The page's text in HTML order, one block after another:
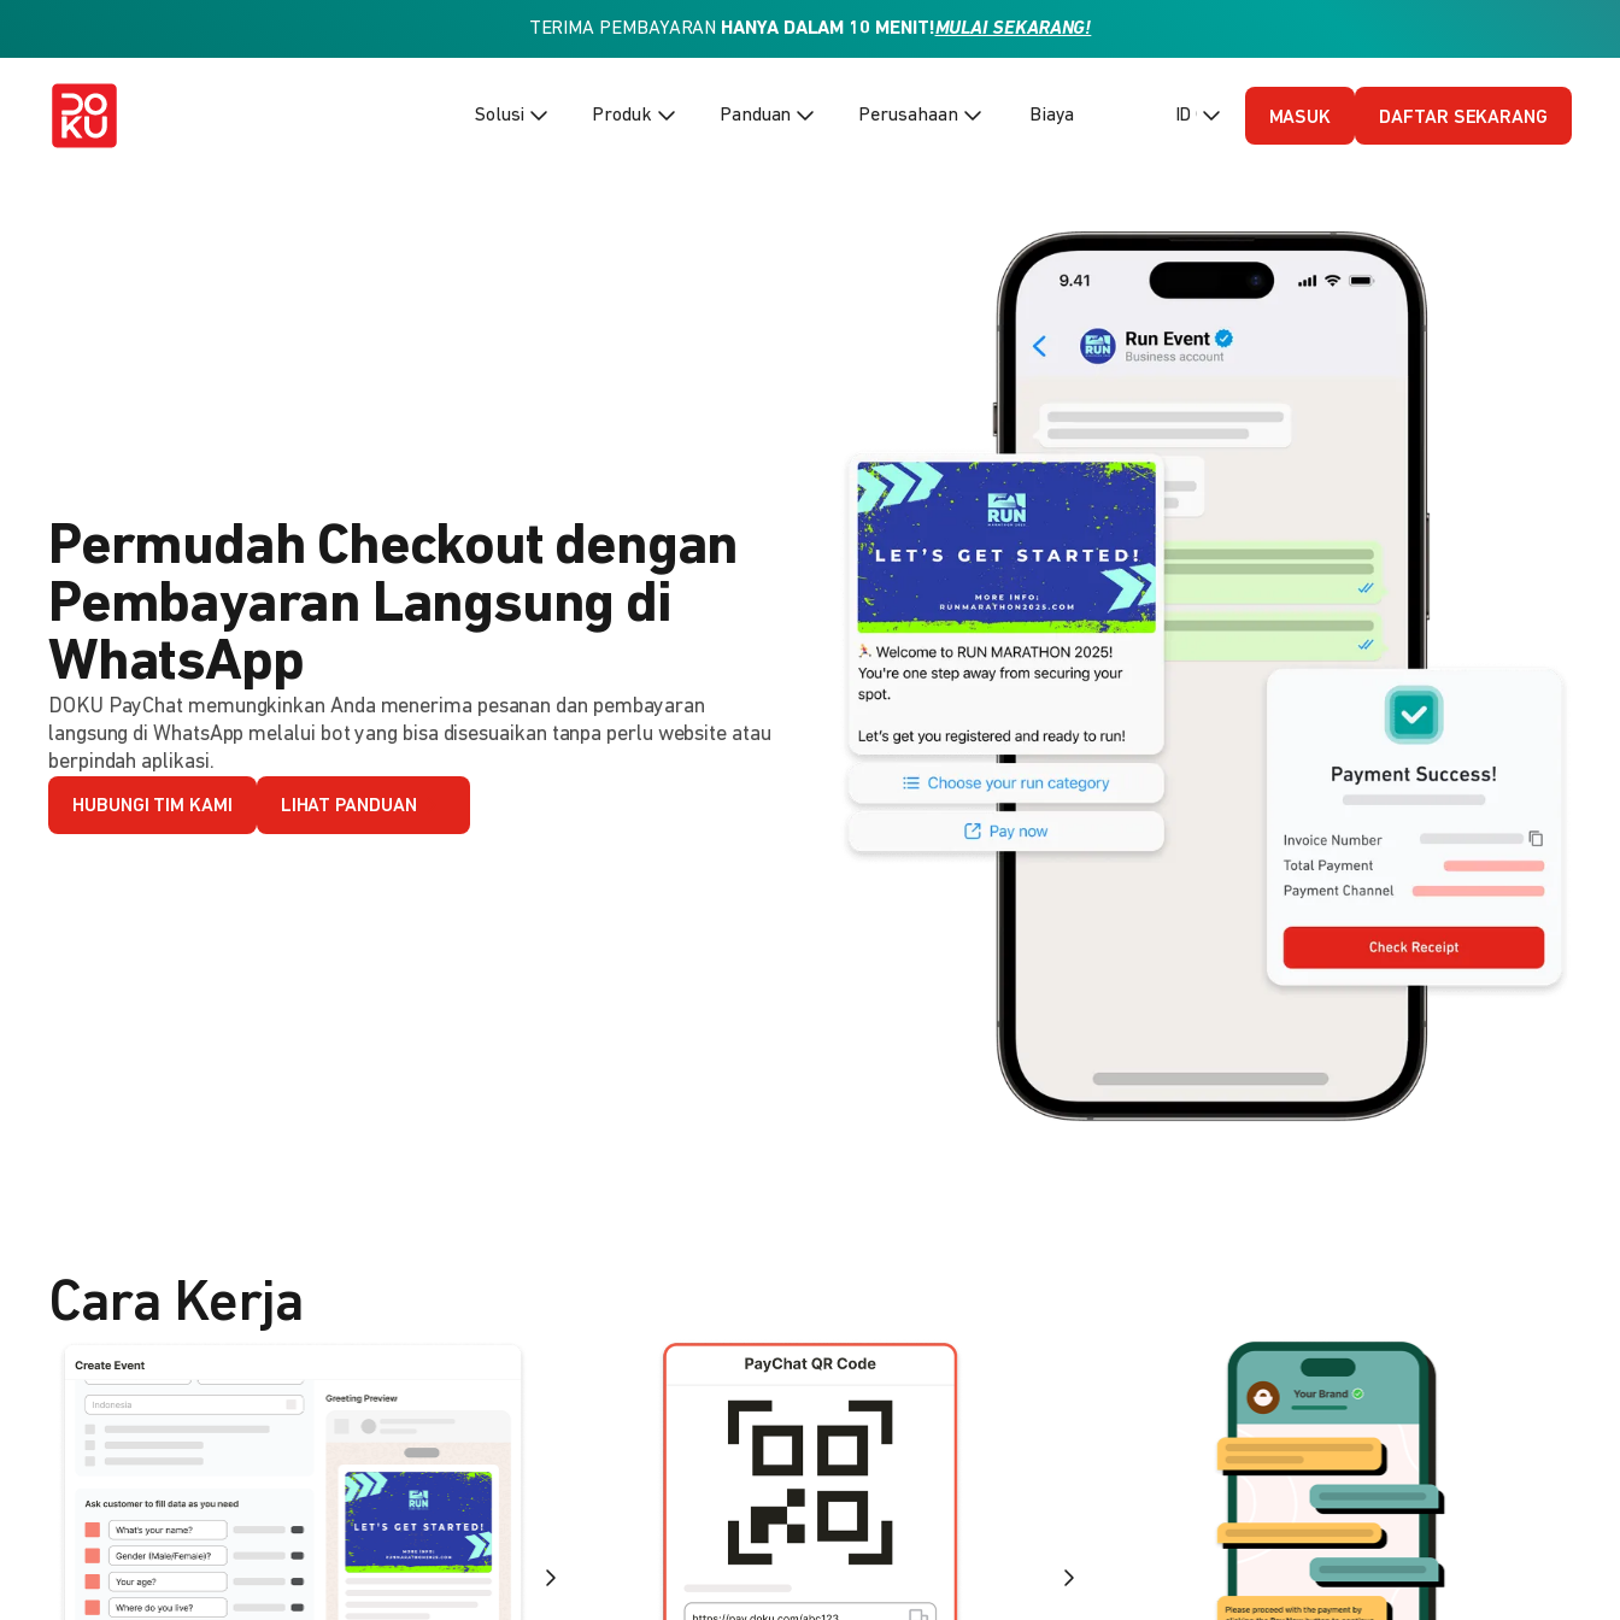
TERIMA PEMBAYARAN HANYA DALAM 10 MENIT!MULAI SEKARANG!
Solusi Produk Panduan Perusahaan Biaya ID (Bahasa Indonesia)
MASUK DAFTAR SEKARANG
Permudah Checkout dengan
Pembayaran Langsung di
WhatsApp
DOKU PayChat memungkinkan Anda menerima pesanan dan pembayaran
langsung di WhatsApp melalui bot yang bisa disesuaikan tanpa perlu website atau
berpindah aplikasi.
HUBUNGI TIM KAMI LIHAT PANDUAN
Cara Kerja